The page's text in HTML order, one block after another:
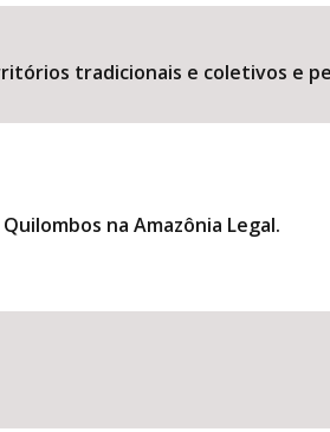
tradicionais e coletivos e
na Amazônia Legal.